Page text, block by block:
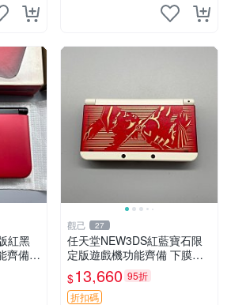
紅黑
齊備全
堂
觀己 27
任天堂NEW3DS紅藍寶石限
定版遊戲機功能齊備 下膜防
刮雪白螢幕 任天堂 NEW3DS
日版 紅藍寶石 限定 版本
$13,660 95折
折扣碼